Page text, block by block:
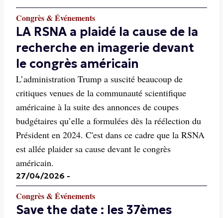
Congrès & Événements
LA RSNA a plaidé la cause de la
recherche en imagerie devant
le congrès américain
L’administration Trump a suscité beaucoup de
critiques venues de la communauté scientifique
américaine à la suite des annonces de coupes
budgétaires qu’elle a formulées dès la réélection du
Président en 2024. C'est dans ce cadre que la RSNA
est allée plaider sa cause devant le congrès
américain.
27/04/2026 -
Congrès & Événements
Save the date : les 37èmes